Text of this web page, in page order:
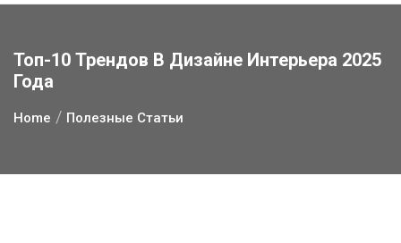
Топ-10 Трендов В Дизайне Интерьера 2025
Года
Home Полезные Статьи